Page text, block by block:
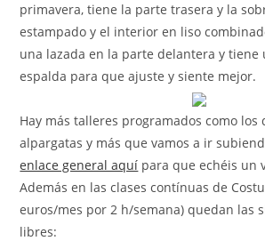
primavera, tiene la parte trasera y la
estampado y el interior en liso
una lazada en la parte delantera y tiene
espalda para que ajuste y siente mejor.
Hay más talleres programados como los
alpargatas y más que vamos a ir
enlace general aquí para que echéis un
Además en las clases contínuas de
euros/mes por 2 h/semana) quedan las
libres: